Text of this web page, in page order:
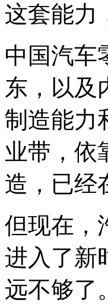
这套能力
中国汽车
东，以及
制造能力
业带，依
造，已经
但现在，
进入了新
远不够了